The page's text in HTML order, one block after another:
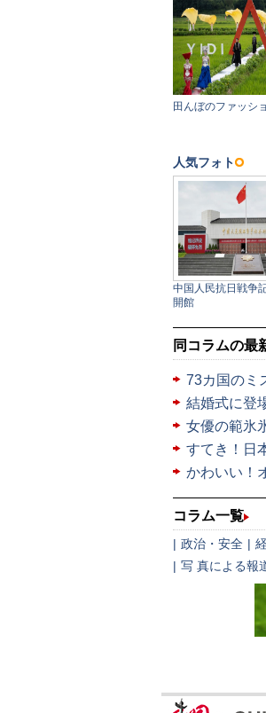
同コラムの最
73カ国のミ
結婚式に登
女優の範氷
すてき！日
かわいい！
コラム一覧
| 政治・安全 |
| 写 真による報